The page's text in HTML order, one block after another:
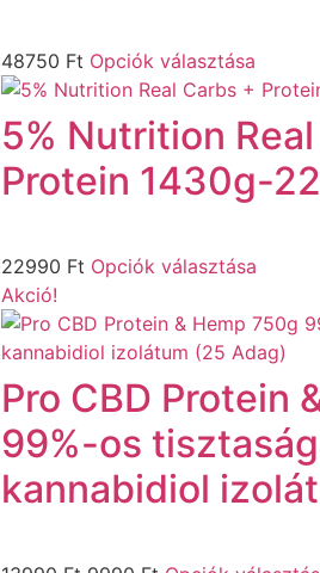
48750 Ft Opciók választása
5% Nutrition
Protein 1430g-
22990 Ft Opciók választása
Akció!
Pro CBD Protein
99%-os
kannabidiol